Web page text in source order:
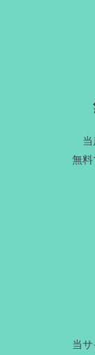
無料
当